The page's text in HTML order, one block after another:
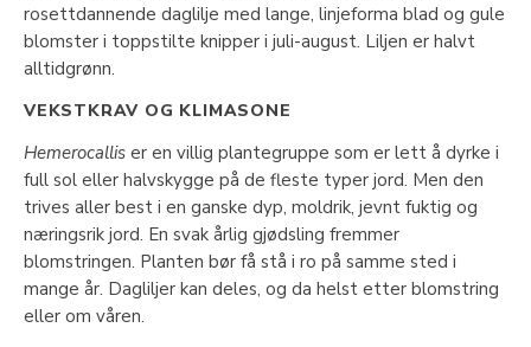
rosettdannende daglilje med lange, linjeforma blad og gule
blomster i toppstilte knipper i juli-august. Liljen er halvt
alltidgrønn.
VEKSTKRAV OG KLIMASONE
Hemerocallis er en villig plantegruppe som er lett å dyrke i
full sol eller halvskygge på de fleste typer jord. Men den
trives aller best i en ganske dyp, moldrik, jevnt fuktig og
næringsrik jord. En svak årlig gjødsling fremmer
blomstringen. Planten bør få stå i ro på samme sted i
mange år. Dagliljer kan deles, og da helst etter blomstring
eller om våren.